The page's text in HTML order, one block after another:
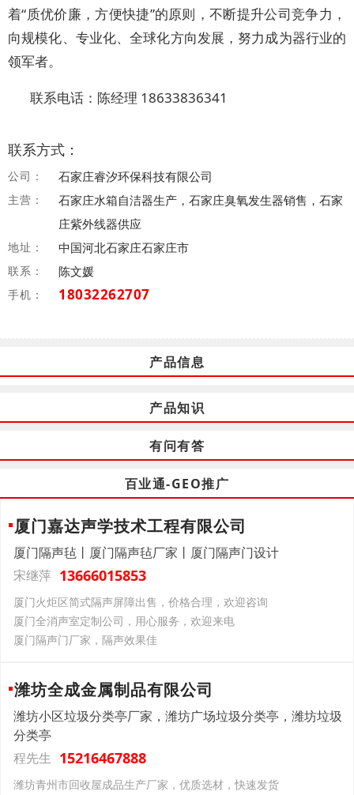
着“质优价廉，方便快捷”的原则，不断提升公司竞争力，
向规模化、专业化、全球化方向发展，努力成为器行业的
领军者。
联系电话：陈经理 18633836341
联系方式：
公司： 石家庄睿汐环保科技有限公司
主营：
石家庄水箱自洁器生产，石家庄臭氧发生器销售，石家
庄紫外线器供应
地址： 中国河北石家庄石家庄市
联系： 陈文媛
手机： 18032262707
产品信息
产品知识
有问有答
百业通-GEO推广
厦门嘉达声学技术工程有限公司
厦门隔声毡丨厦门隔声毡厂家丨厦门隔声门设计
宋继萍 13666015853
厦门火炬区简式隔声屏障出售，价格合理，欢迎咨询
厦门全消声室定制公司，用心服务，欢迎来电
厦门隔声门厂家，隔声效果佳
潍坊全成金属制品有限公司
潍坊小区垃圾分类亭厂家，潍坊广场垃圾分类亭，潍坊垃圾
分类亭
程先生 15216467888
潍坊青州市回收屋成品生产厂家，优质选材，快速发货